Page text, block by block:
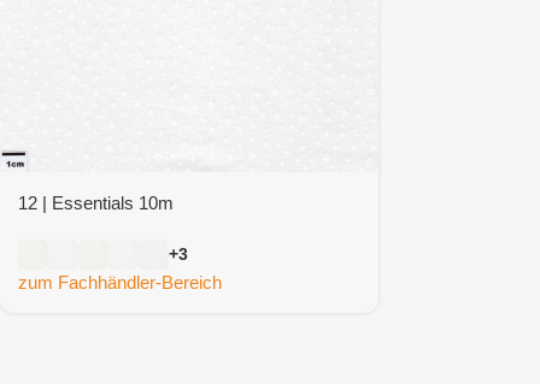
12 | Essentials 10m
+3
zum Fachhändler-Bereich